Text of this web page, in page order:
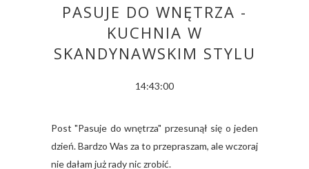
PASUJE DO WNĘTRZA -
KUCHNIA W
SKANDYNAWSKIM STYLU
14:43:00
Post "Pasuje do wnętrza" przesunął się o jeden
dzień. Bardzo Was za to przepraszam, ale wczoraj
nie dałam już rady nic zrobić.